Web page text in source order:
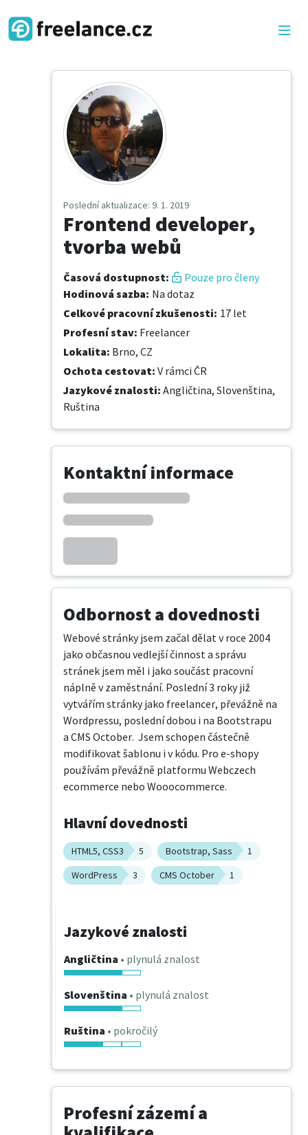
Poslední aktualizace: 9. 1. 2019
Frontend developer,
tvorba webů
Časová dostupnost:
Pouze pro členy
Hodinová sazba: Na dotaz
Celkové pracovní zkušenosti: 17 let
Profesní stav: Freelancer
Lokalita: Brno, CZ
Ochota cestovat: V rámci ČR
Jazykové znalosti: Angličtina, Slovenština,
Ruština
Kontaktní informace
Odbornost a dovednosti
Webové stránky jsem začal dělat v roce 2004
jako občasnou vedlejší činnost a správu
stránek jsem měl i jako součást pracovní
náplně v zaměstnání. Poslední 3 roky již
vytvářím stránky jako freelancer, převážně na
Wordpressu, poslední dobou i na Bootstrapu
a CMS October.  Jsem schopen částečně
modifikovat šablonu i v kódu. Pro e-shopy
používám převážně platformu Webczech
ecommerce nebo Wooocommerce.
Hlavní dovednosti
HTML5, CSS3 5 Bootstrap, Sass
1
WordPress
3 CMS October 1
Jazykové znalosti
Angličtina • plynulá znalost
Slovenština • plynulá znalost
Ruština • pokročilý
Profesní zázemí a